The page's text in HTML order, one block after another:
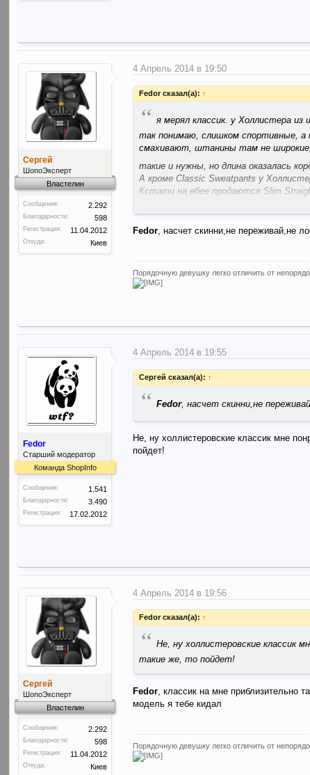
Сергей
ШопоЭксперт
Властелин
Сообщения: 2.292
Благодарности: 598
Регистрация: 11.04.2012
Откуда: Киев
4 Апрель 2014 в 19:50
Fedor сказал(а): ↑
“ я мерял классик. у Холлистера
так понимаю, слишком спортивные, а
смахивают, штанины там не
такие и нужны, но длина оказалась
А кроме Classic Sweatpants у
Кстати на ебее продаются Slim
то ли это те же Классик, только с
Fedor, насчет скинни,не переживай,не
Порядочную девушку легко отличить от
Fedor
Старший модератор
Команда ShopInfo
Сообщения: 1.541
Благодарности: 3.490
Регистрация: 17.02.2012
4 Апрель 2014 в 19:55
Сергей сказал(а): ↑
“ Fedor, насчет скинни,не
Не, ну холлистеровские классик мне
пойдет!
Сергей
ШопоЭксперт
Властелин
Сообщения: 2.292
Благодарности: 598
Регистрация: 11.04.2012
Откуда: Киев
4 Апрель 2014 в 19:56
Fedor сказал(а): ↑
“ Не, ну холлистеровские классик
такие же, то пойдет!
Fedor , классик на мне приблизительно
модель я тебе кидал
Порядочную девушку легко отличить от